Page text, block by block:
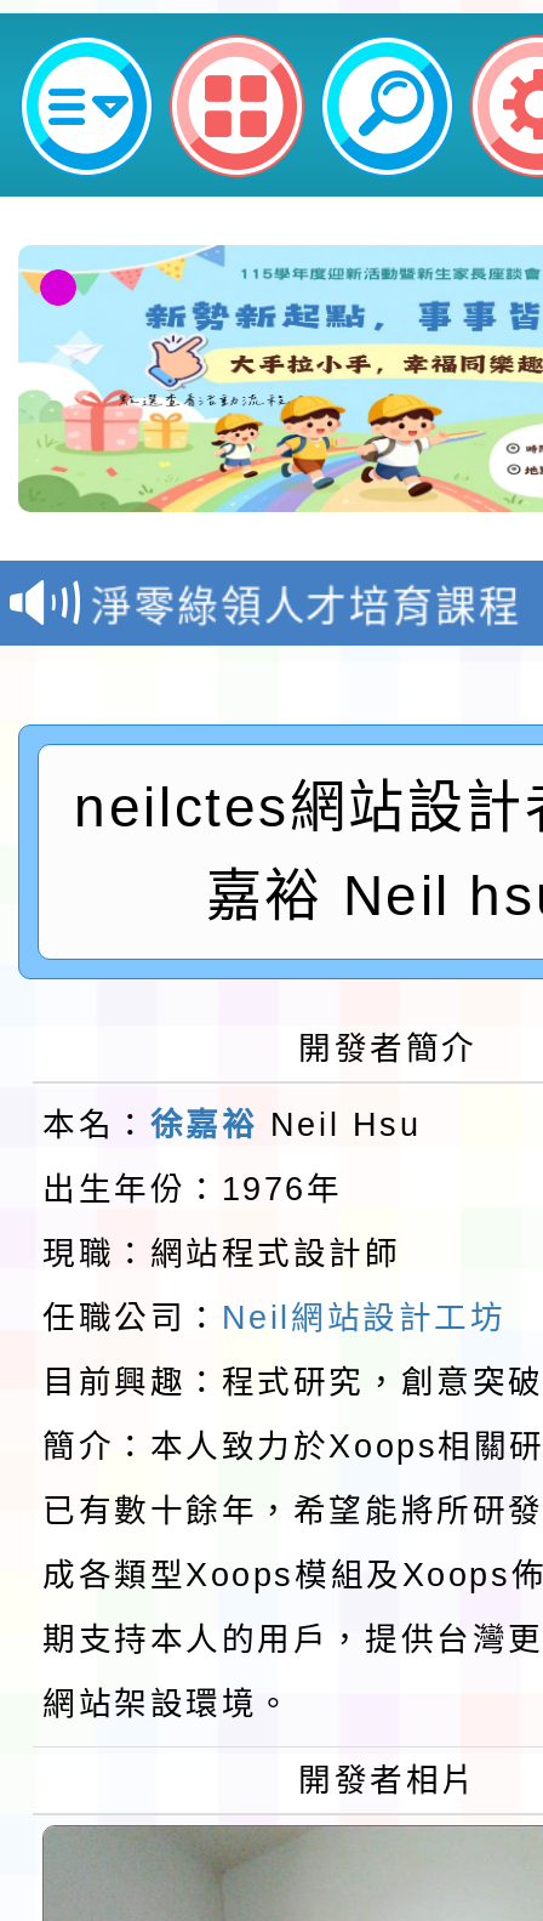
neilctes網站設計者：徐嘉裕
教育部校安中心白海豚
報
淨零綠領人才培育課程
檢送桃園市115學年度
及師生本土語及新住民
實施要點各1份
115年食農教育專業人
程
函轉國家通訊傳播委員
鎮韌性（防空）演習－
「115年金融知識線上
法」
本校115學年度第1學
第3次招考代課鐘點教
告(不再辦理後續甄選)
檢送「桃園市115學年
賽實施要點」1份
本市「115學年度學生
程安排一案
「桃園市補助參觀特色
展演活動實施計畫」
請一案
教育部校安中心白海豚
報
淨零綠領人才培育課程
檢送桃園市115學年度
及師生本土語及新住民
實施要點各1份
115年食農教育專業人
程
函轉國家通訊傳播委員
鎮韌性（防空）演習－
「115年金融知識線上
法」
本校115學年度第1學
第3次招考代課鐘點教
告(不再辦理後續甄選)
檢送「桃園市115學年
賽實施要點」1份
本市「115學年度學生
程安排一案
「桃園市補助參觀特色
neilctes網站設計
嘉裕 Neil
開發者簡介
本名： 徐嘉裕 Neil Hsu
出生年份：1976年
現職：網站程式設計師
任職公司： Neil網站設計工坊
目前興趣：程式研究，創意突
簡介：本人致力於Xoops相關
已有數十餘年，希望能將所研
成各類型Xoops模組及Xoops
期支持本人的用戶，提供台灣
網站架設環境。
開發者相片